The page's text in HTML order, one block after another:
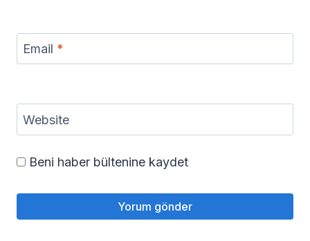
Email *
Website
Beni haber bültenine kaydet